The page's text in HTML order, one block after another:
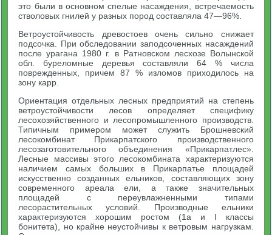
это были в основном спелые насаждения, встречаемость
стволовых гнилей у разных пород составляла 47—96%.
Ветроустойчивость древостоев очень сильно снижает
подсочка. При обследовании заподсоченных насаждений
после урагана 1980 г. в Ратновском лесхозе Волынской
обл. буреломные деревья составляли 64 % числа
поврежденных, причем 87 % изломов приходилось на
зону карр.
Ориентация отдельных лесных предприятий на степень
ветроустойчивости лесов определяет специфику
лесохозяйственного и лесопромышленного производств.
Типичным примером может служить Брошневский
лесокомбинат Прикарпатского производственного
лесозаготовительного объединения «Прикарпатлес».
Лесные массивы этого лесокомбината характеризуются
наличием самых больших в Прикарпатье площадей
искусственно созданных ельников, составляющих зону
современного ареала ели, а также значительных
площадей с переувлажненными типами
лесорастительных условий. Производные ельники
характеризуются хорошим ростом (1а и I классы
бонитета), но крайне неустойчивы к ветровым нагрузкам.